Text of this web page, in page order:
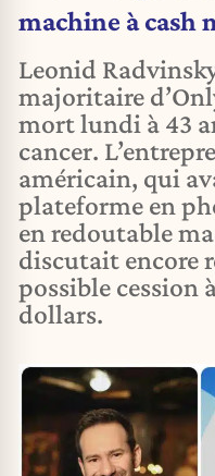
machine à cash
Leonid
majoritaire
mort lundi à 43
cancer.
américain, qui
plateforme en
en redoutable
discutait encore
possible cession
dollars.